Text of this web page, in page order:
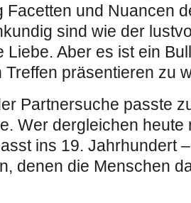
Facetten und Nuancen
sind wie der
Liebe. Aber es ist ein
Treffen präsentieren zu
Partnersuche passte
Wer dergleichen
ins 19. Jahrhundert
denen die Menschen